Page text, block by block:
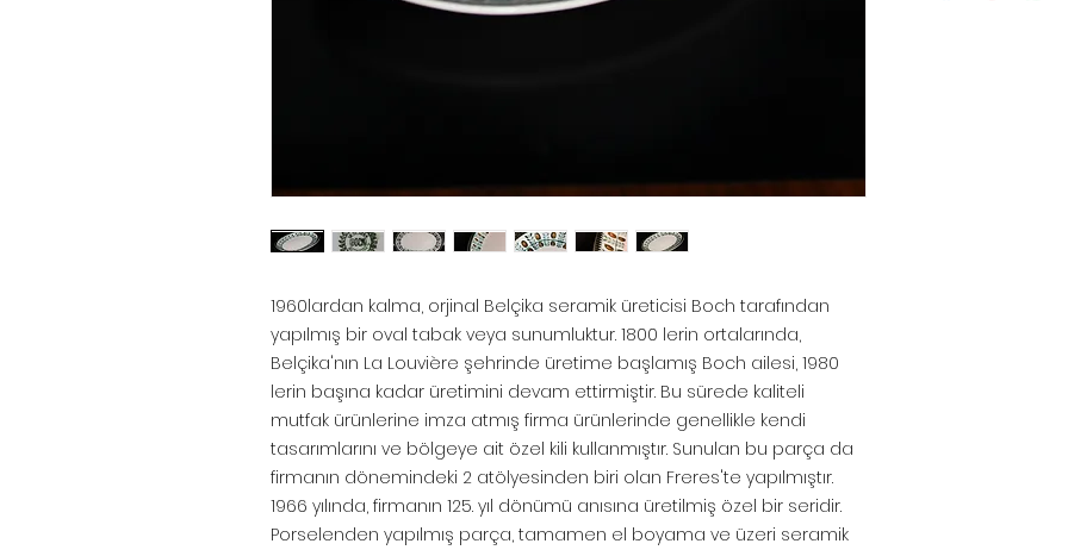
1960lardan kalma, orjinal Belçika seramik üreticisi Boch tarafından
yapılmış bir oval tabak veya sunumluktur. 1800 lerin ortalarında,
Belçika'nın La Louvière şehrinde üretime başlamış Boch ailesi, 1980
lerin başına kadar üretimini devam ettirmiştir. Bu sürede kaliteli
mutfak ürünlerine imza atmış firma ürünlerinde genellikle kendi
tasarımlarını ve bölgeye ait özel kili kullanmıştır. Sunulan bu parça da
firmanın dönemindeki 2 atölyesinden biri olan Freres'te yapılmıştır.
1966 yılında, firmanın 125. yıl dönümü anısına üretilmiş özel bir seridir.
Porselenden yapılmış parça, tamamen el boyama ve üzeri seramik